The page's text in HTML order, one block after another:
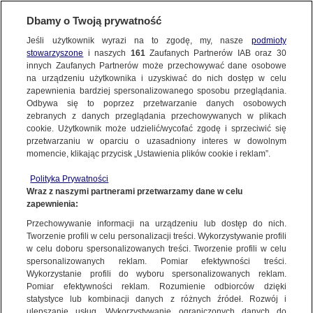
NAJNOWSZE
ZOBACZ FAKTY
FAKTY PO FAKTACH
FAKTY O ŚWIECIE
WIĘCEJ
KANAŁY
Dzień dobry!
Jedno konto do wszystkich usług
ANTONI MACIEREWICZ
Dbamy o Twoją prywatność
Jeśli użytkownik wyrazi na to zgodę, my, nasze podmioty
stowarzyszone i naszych 161Zaufanych Partnerów IAB oraz 30
innych Zaufanych Partnerów może przechowywać dane osobowe
na urządzeniu użytkownika i uzyskiwać do nich dostęp w celu
zapewnienia bardziej spersonalizowanego sposobu przeglądania.
Odbywa się to poprzez przetwarzanie danych osobowych
zebranych z danych przeglądania przechowywanych w plikach
cookie. Użytkownik może udzielić/wycofać zgodę i sprzeciwić się
przetwarzaniu w oparciu o uzasadniony interes w dowolnym
momencie, klikając przycisk „Ustawienia plików cookie i reklam”.
Polityka Prywatności
Wraz z naszymi partnerami przetwarzamy dane w celu
zapewnienia:
Przechowywanie informacji na urządzeniu lub dostęp do nich.
Tworzenie profili w celu personalizacji treści. Wykorzystywanie profili
w celu doboru spersonalizowanych treści. Tworzenie profili w celu
spersonalizowanych reklam. Pomiar efektywności treści.
Wykorzystanie profili do wyboru spersonalizowanych reklam.
Pomiar efektywności reklam. Rozumienie odbiorców dzięki
statystyce lub kombinacji danych z różnych źródeł. Rozwój i